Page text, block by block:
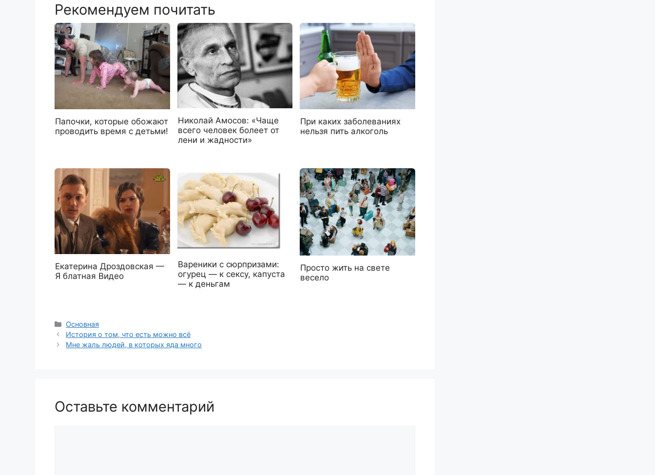
Рекомендуем почитать
Папочки, которые обожают
проводить время с детьми!
Николай Амосов: «Чаще
всего человек болеет от
лени и жадности»
При каких заболеваниях
нельзя пить алкоголь
Екатерина Дроздовская —
Я блатная Видео
Вареники с сюрпризами:
огурец — к сексу, капуста
— к деньгам
Просто жить на свете
весело
Рубрики
Основная
История о том, что есть можно всё
Мне жаль людей, в которых яда много
Оставьте комментарий